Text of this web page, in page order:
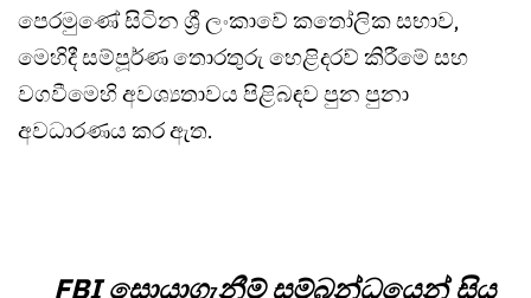
පෙරමුණේ සිටින ශ්‍රී ලංකාවේ කතෝලික සභාව,
මෙහිදී සම්පූර්ණ තොරතුරු හෙළිදරව් කිරීමේ සහ
වගවීමෙහි අවශ්‍යතාවය පිළිබඳව පුන පුනා
අවධාරණය කර ඇත.
FBI සොයාගැනීම් සම්බන්ධයෙන් සිය